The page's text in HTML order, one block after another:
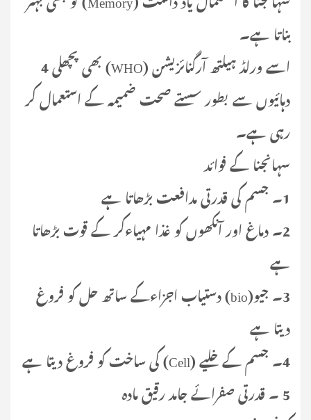
بناتا ہے۔
اسے ورلڈ ہیلتھ آرگنائزیشن (WHO) بھی پچھلی 4
دہائیوں سے بطور سستے صحت ضمیمہ کے استعمال کر
رہی ہے۔
سہانجنا کے فوائد
1۔ جسم کی قدرتی مدافعت بڑھاتا ہے
2۔ دماغ اور آنکھوں کو غذا مہیاءکر کے قوت بڑھاتا
ہے
3۔ جیو(bio) دستیاب اجزاءکے ساتھ حل کو فروغ
دیتا ہے
4۔ جسم کے خلیے (Cell) کی ساخت کو فروغ دیتا ہے
5 ۔ قدرتی صفرائے جامد رقیق مادہ